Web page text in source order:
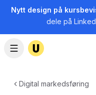
Nytt design på
dele på
Digital markedsføring